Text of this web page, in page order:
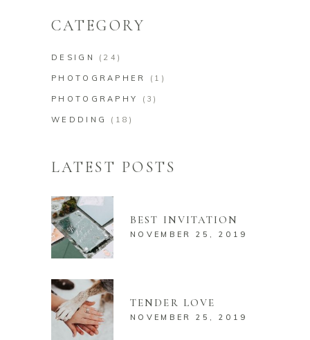
CATEGORY
DESIGN (24)
PHOTOGRAPHER (1)
PHOTOGRAPHY (3)
WEDDING (18)
LATEST POSTS
BEST INVITATION
NOVEMBER 25, 2019
TENDER LOVE
NOVEMBER 25, 2019